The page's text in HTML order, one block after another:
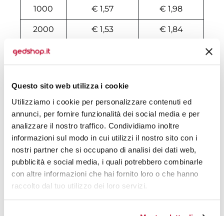
Questo sito web utilizza i cookie
Utilizziamo i cookie per personalizzare contenuti ed
annunci, per fornire funzionalità dei social media e per
analizzare il nostro traffico. Condividiamo inoltre
informazioni sul modo in cui utilizzi il nostro sito con i
nostri partner che si occupano di analisi dei dati web,
pubblicità e social media, i quali potrebbero combinarle
con altre informazioni che hai fornito loro o che hanno
raccolto dal tuo utilizzo dei loro servizi.
1000 € 1,57 € 1,98
2000 € 1,53 € 1,84
3000
5000 € 1,50
6000 € 1,49 € 1,71
8000 € 1,49 € 1,69
10000 € 1,49 € 1,66